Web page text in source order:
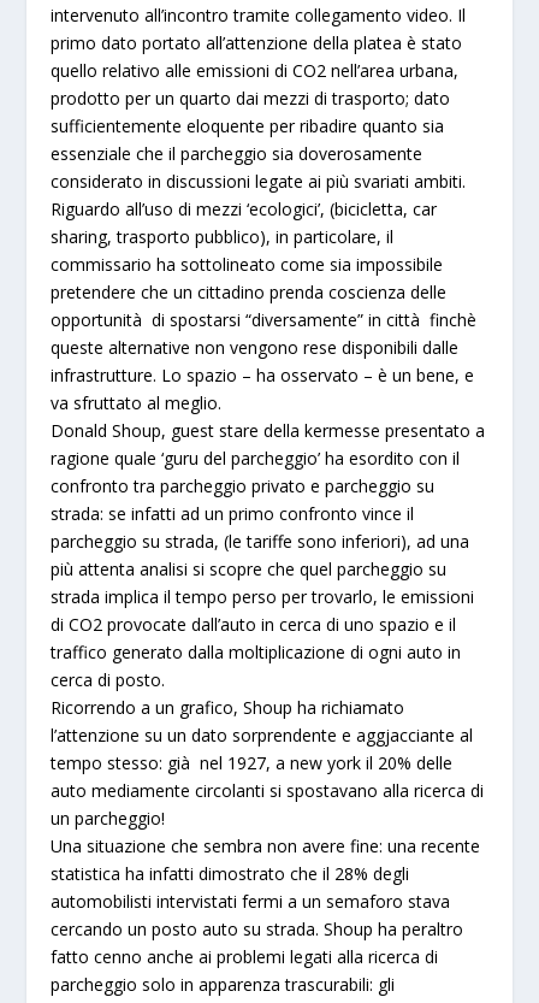
intervenuto all’incontro tramite collegamento video. Il
primo dato portato all’attenzione della platea è stato
quello relativo alleemissioni di CO2 nell’area urbana,
prodotto per un quarto dai mezzi di trasporto; dato
sufficientemente eloquente per ribadire quanto sia
essenziale che il parcheggio sia doverosamente
considerato in discussioni legate ai più svariati ambiti.
Riguardo all’uso di mezzi ‘ecologici’, (bicicletta, car
sharing, trasporto pubblico), in particolare, il
commissario ha sottolineato come sia impossibile
pretendere che un cittadino prenda coscienza delle
opportunità di spostarsi “diversamente” in città finchè
queste alternative non vengono rese disponibili dalle
infrastrutture. Lo spazio – ha osservato – è un bene, e
va sfruttato al meglio.
Donald Shoup, guest stare della kermesse presentato a
ragione quale ‘guru del parcheggio’ ha esordito con il
confronto tra parcheggio privato e parcheggio su
strada: se infatti ad un primo confronto vince il
parcheggio su strada, (le tariffe sono inferiori),ad una
più attenta analisi si scopre che quel parcheggio su
strada implica il tempo perso per trovarlo, le emissioni
di CO2 provocate dall’auto in cerca di uno spazio e il
traffico generato dalla moltiplicazione di ogni auto in
cerca di posto.
Ricorrendo a un grafico, Shoup ha richiamato
l’attenzione su un dato sorprendente e aggjacciante al
tempo stesso: già nel 1927, a new york il 20% delle
auto mediamente circolanti si spostavano alla ricerca di
unparcheggio!
Una situazione che sembra non avere fine: una recente
statistica ha infatti dimostrato che il 28% degli
automobilisti intervistati fermi a un semaforo stava
cercando un posto auto su strada. Shoup ha peraltro
fatto cenno anche ai problemi legati alla ricerca di
parcheggio solo in apparenza trascurabili: gli